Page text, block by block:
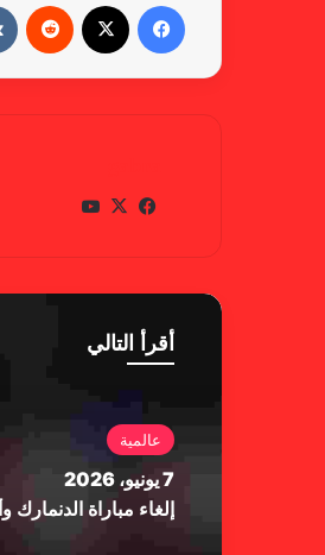
في
وك
X
أقرأ التالي
عالمية
7 يونيو، 2026
إلغاء مباراة